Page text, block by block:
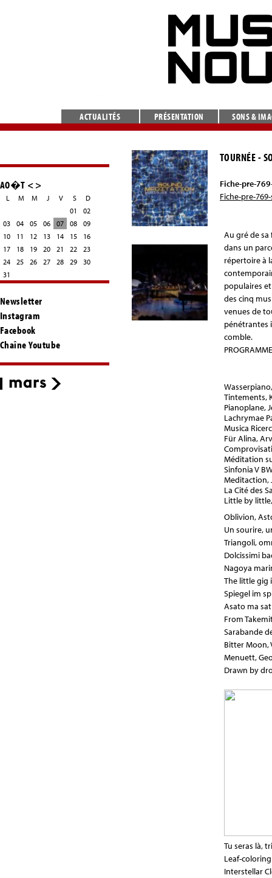
ACTUALITÉS PRÉSENTATION SONS &
AO�T <>
L M M J V S
D
01
02
03
04 05 06 07 08
09
10
11 12 13 14 15
16
17
18 19 20 21 22
23
24
25 26 27 28 29
30
31
Newsletter
Instagram
Facebook
Chaîne Youtube
TOURNÉE -
Fiche-pre-
Fiche-pre-
Au gré de
dans un
répertoire à
populaires
des cinq
venues de
pénétrantes
comble.
Wasserpiano
Tintements,
Pianoplane,
Lachrymae
Musica
Für Alina,
Méditation
Sinfonia V
Meditaction,
La Cité des
Little by
Oblivion,
Un sourire,
Triangoli,
Dolcissimi
Nagoya
The little gig
Spiegel im
Asato ma
From
Sarabande
Bitter Moon,
Menuett,
Drawn by
Tu seras là,
Leaf-
Interstellar